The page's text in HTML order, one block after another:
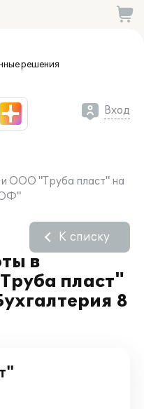
решения
Вход
ООО "Труба пласт" на
в
пласт"
8
К списку